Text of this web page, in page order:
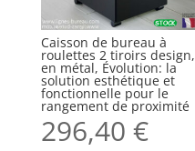
Caisson de bureau à
roulettes 2 tiroirs design,
en métal, Évolution: la
solution esthétique et
fonctionnelle pour le
rangement de proximité
296,40 €